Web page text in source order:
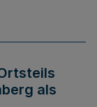
als